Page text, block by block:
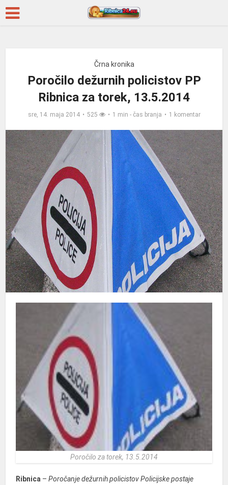
Črna kronika
Poročilo dežurnih policistov PP
Ribnica za torek, 13.5.2014
sre, 14. maja 2014 525 1 min - čas branja 1 komentar
Poročilo za torek, 13.5.2014
Ribnica –Poročanje dežurnih policistov Policijske postaje